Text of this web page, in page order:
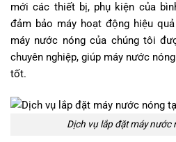
mới các thiết bị, phụ kiện của
đảm bảo máy hoạt động hiệu
máy nước nóng của chúng tôi
chuyên nghiệp, giúp máy nước
tốt.
Dịch vụ lắp đặt máy nước